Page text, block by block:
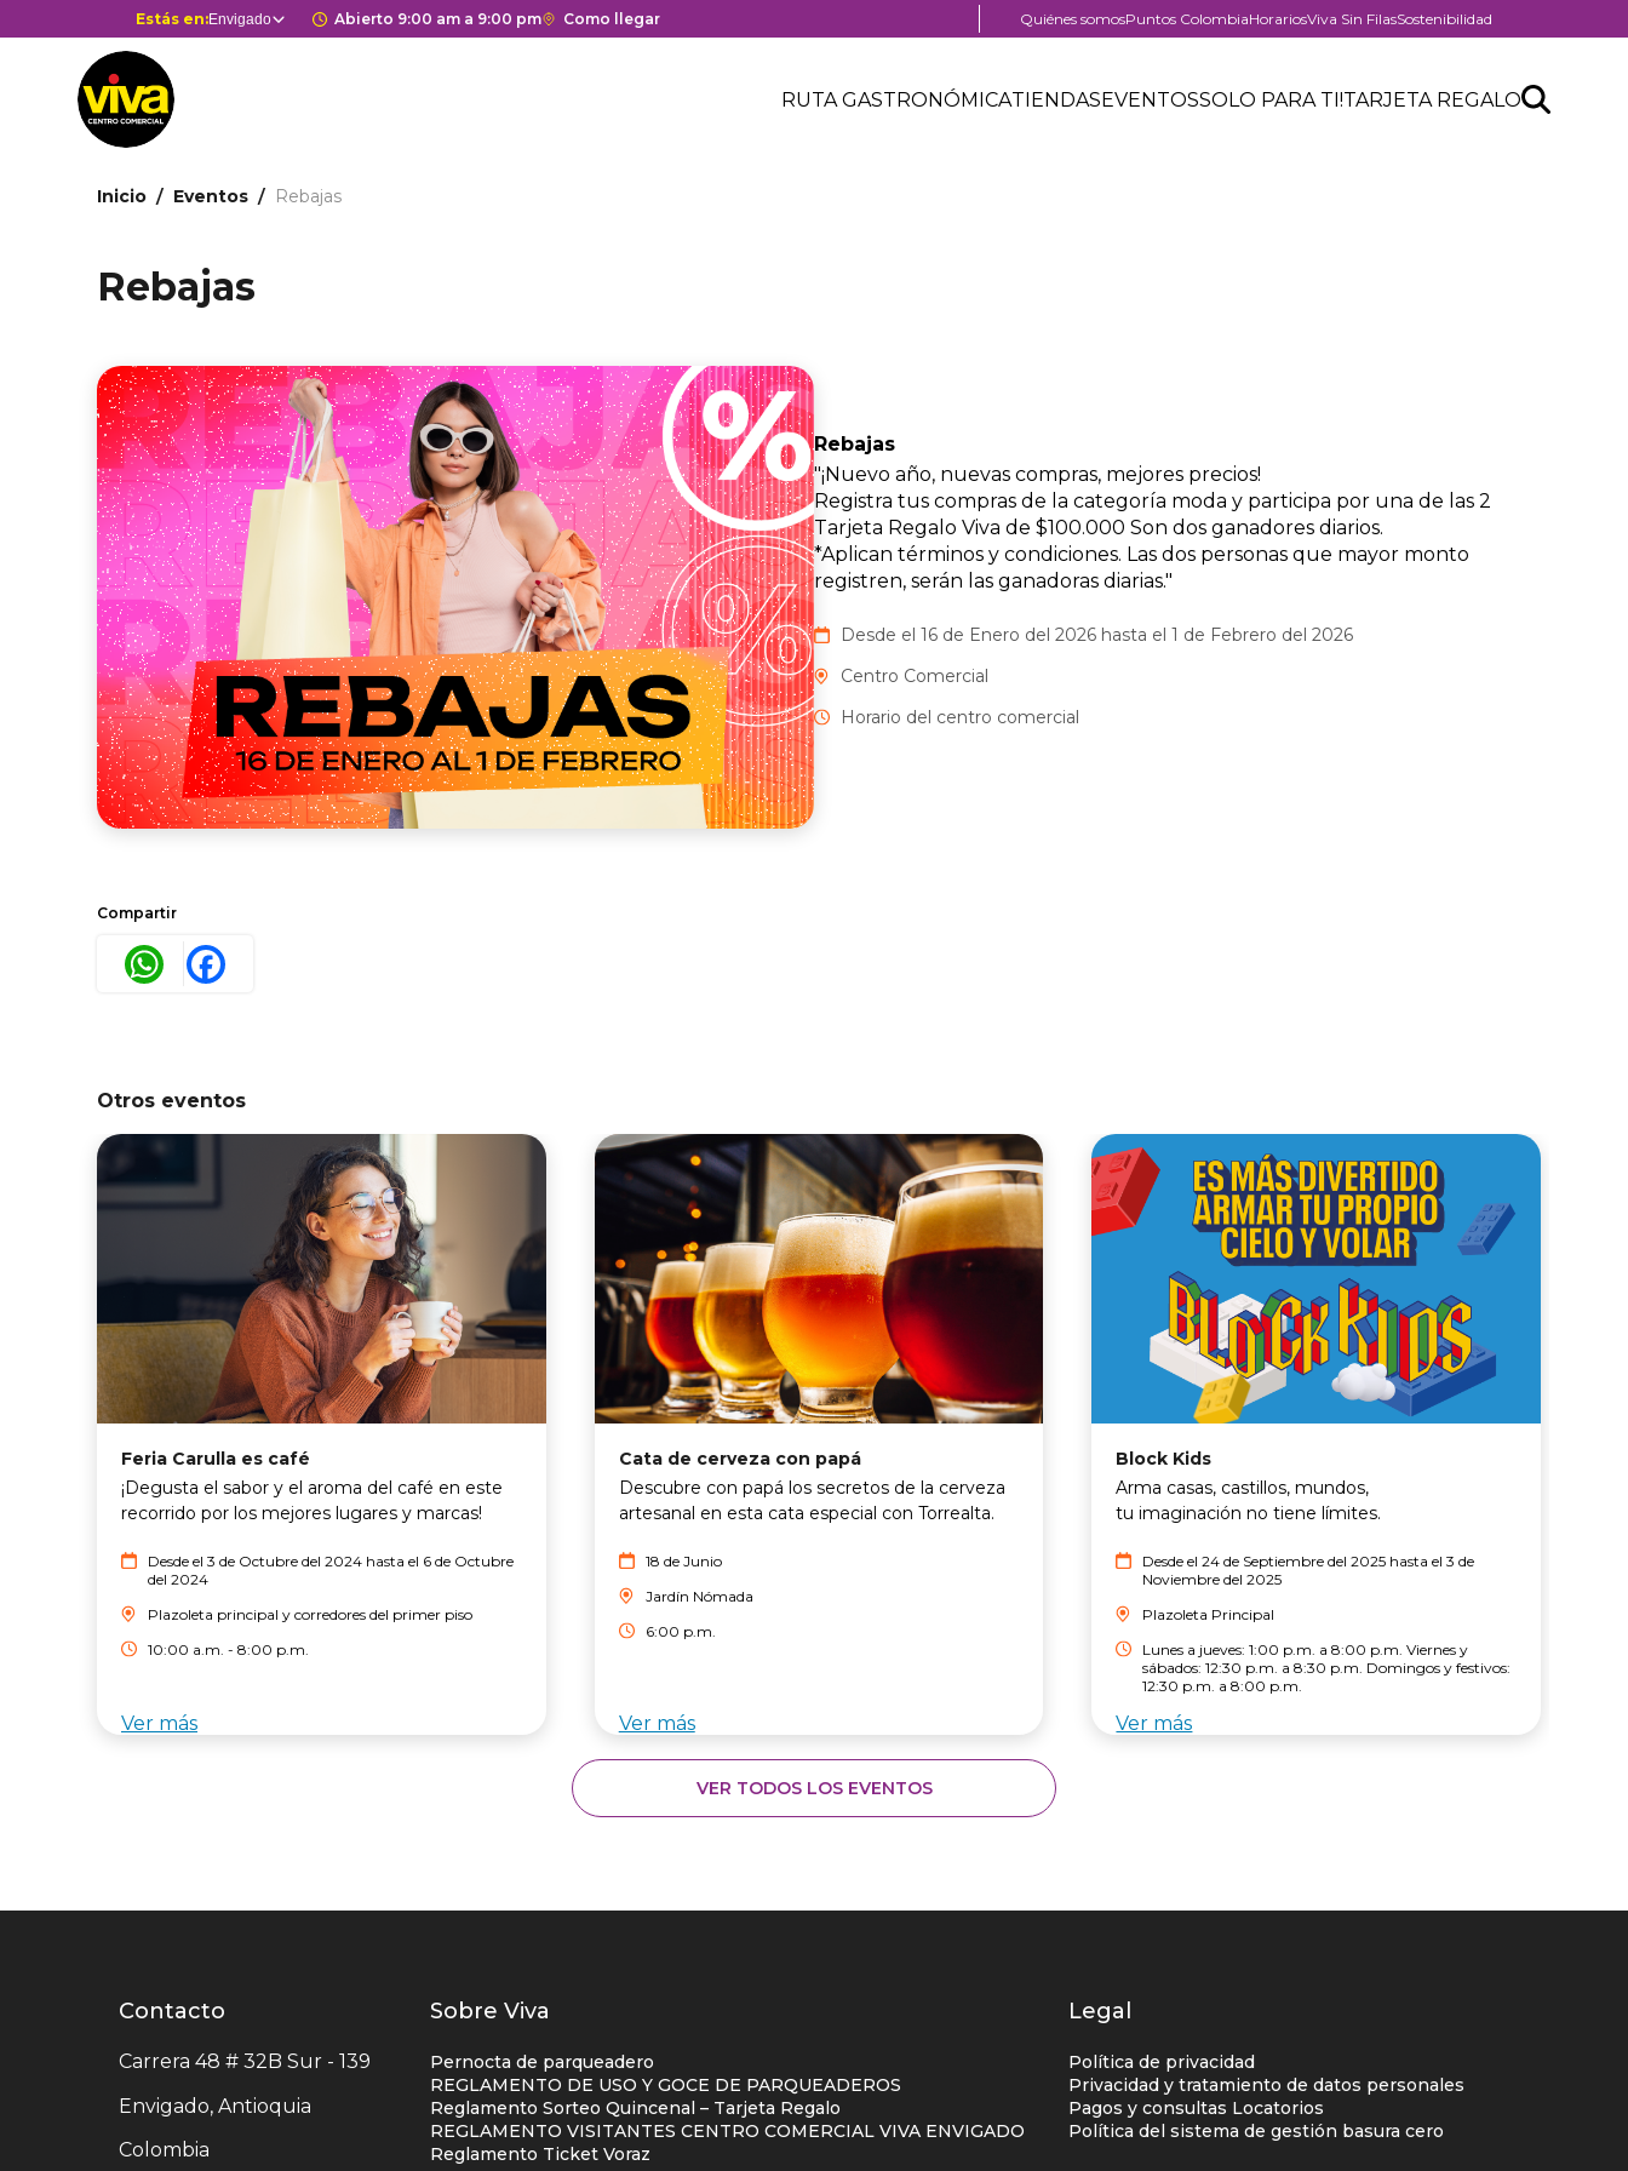
al
contenido
principal
Selector
de
centros
comerciales
Estás en:Estás en
Envigado Horario de apertura y cierre del centro comercial.
Abierto 9:00 am a 9:00 pmEnlace
Como llegar
Menú
Quiénes somosPuntos ColombiaHorariosViva Sin FilasSostenibilidad
Header
Menú
RUTA GASTRONÓMICATIENDASEVENTOSSOLO PARA TI!TARJETA REGALOSearch
Buscar
Ruta
de
Inicio Eventos Rebajas
Rebajas
Rebajas
"¡Nuevo año, nuevas compras, mejores precios!
Registra tus compras de la categoría moda y participa por una de las 2
Tarjeta Regalo Viva de $100.000 Son dos ganadores diarios.
*Aplican términos y condiciones. Las dos personas que mayor monto
registren, serán las ganadoras diarias."
Desde el 16 de Enero del 2026 hasta el 1 de Febrero del 2026
Centro Comercial
Horario del centro comercial
Compartir
WhatsApp
Otros eventos
Feria Carulla es café
¡Degusta el sabor y el aroma del café en este
recorrido por los mejores lugares y marcas!
Desde el 3 de Octubre del 2024 hasta el 6 de Octubre
del 2024
Plazoleta principal y corredores del primer piso
10:00 a.m. - 8:00 p.m.
Ver más
Cata de cerveza con papá
Descubre con papá los secretos de la cerveza
artesanal en esta cata especial con Torrealta.
18 de Junio
Jardín Nómada
6:00 p.m.
Ver más
Block Kids
Arma casas, castillos, mundos,
tu imaginación no tiene límites.
Desde el 24 de Septiembre del 2025 hasta el 3 de
Noviembre del 2025
Plazoleta Principal
Lunes a jueves: 1:00 p.m. a 8:00 p.m. Viernes y
sábados: 12:30 p.m. a 8:30 p.m. Domingos y festivos:
12:30 p.m. a 8:00 p.m.
Ver más
VER TODOS LOS EVENTOS
Contacto
centro
Contacto
Carrera 48 # 32B Sur - 139
Envigado, Antioquia
Colombia
Listados
enlaces
centro
comercial
columna
Sobre Viva
Pernocta de parqueadero
REGLAMENTO DE USO Y GOCE DE PARQUEADEROS
Reglamento Sorteo Quincenal – Tarjeta Regalo
REGLAMENTO VISITANTES CENTRO COMERCIAL VIVA ENVIGADO
Reglamento Ticket Voraz
Legal
Política de privacidad
Privacidad y tratamiento de datos personales
Pagos y consultas Locatorios
Política del sistema de gestión basura cero